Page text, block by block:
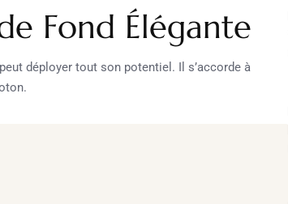
Fond Élégante
déployer tout son potentiel. Il s’accorde à